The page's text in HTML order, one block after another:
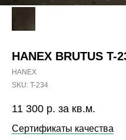
HANEX BRUTUS T-
HANEX
SKU: T-234
11 300 р. за кв.м.
Сертификаты качества